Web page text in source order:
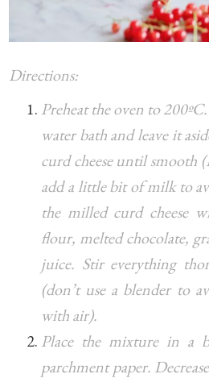
Directions:
Preheat the oven to
water bath and leave it
curd cheese until smooth
add a little bit of milk to
the milled curd cheese
flour, melted chocolate,
juice. Stir everything
(don’t use a blender to
with air).
Place the mixture in a
parchment paper.